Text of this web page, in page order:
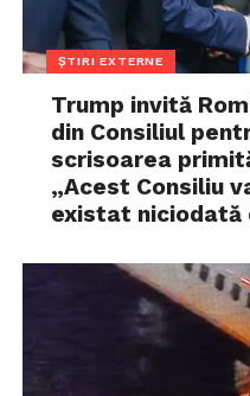
ȘTIRI EXTERNE
Trump invită
din Consiliul
scrisoarea
„Acest Consiliu
existat niciodată